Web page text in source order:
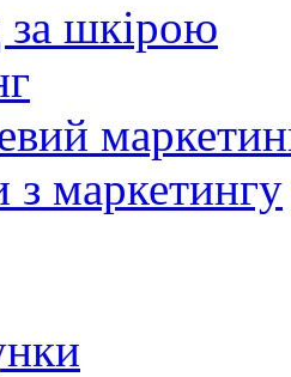
за шкірою
з маркетингу